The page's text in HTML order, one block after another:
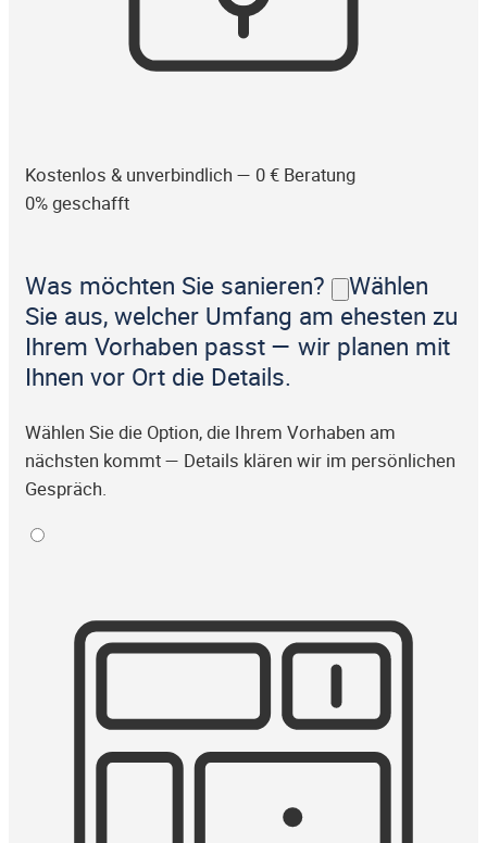
Kostenlos & unverbindlich — 0 € Beratung
0% geschafft
Was möchten Sie sanieren?
Wählen
Sie aus, welcher Umfang am ehesten zu
Ihrem Vorhaben passt — wir planen mit
Ihnen vor Ort die Details.
Wählen Sie die Option, die Ihrem Vorhaben am
nächsten kommt — Details klären wir im persönlichen
Gespräch.